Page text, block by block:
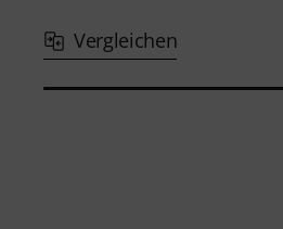
Vergleichen